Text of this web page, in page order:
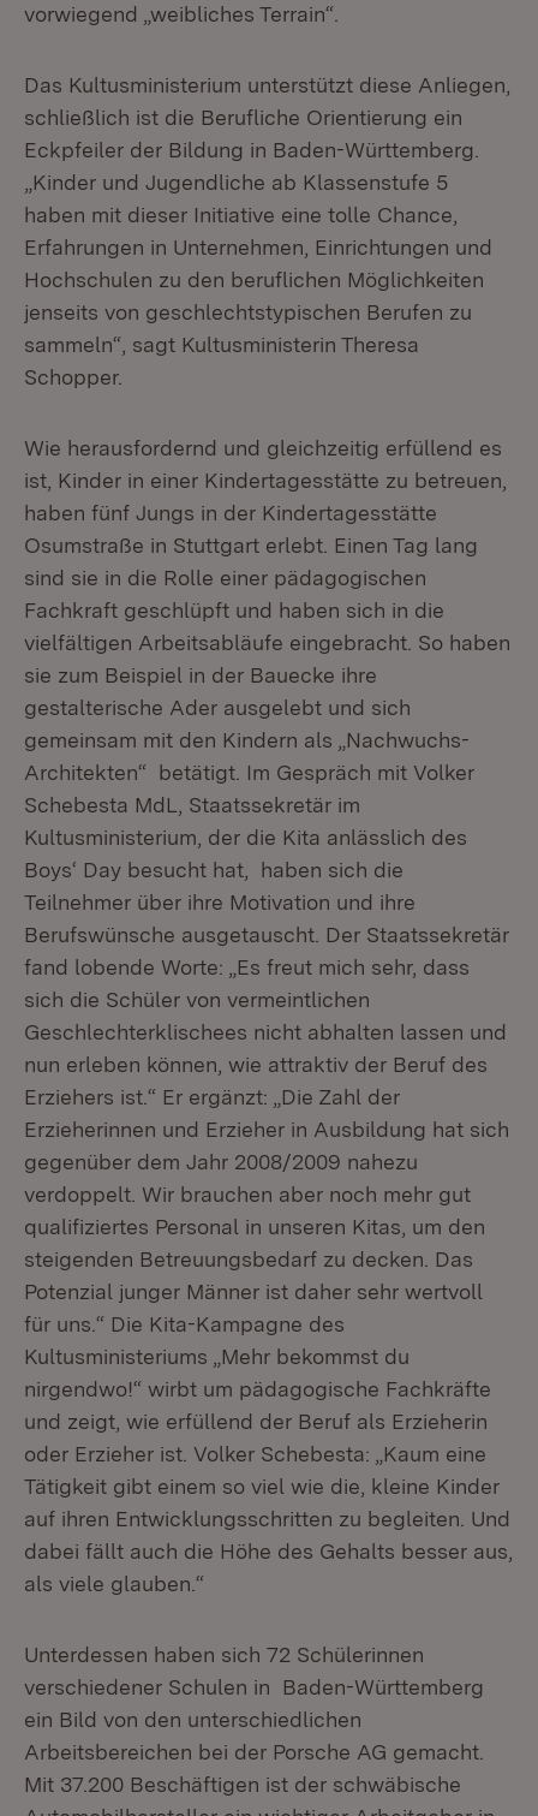
vorwiegend „weibliches Terrain“.
Das Kultusministerium unterstützt diese Anliegen,
schließlich ist die Berufliche Orientierung ein
Eckpfeiler der Bildung in Baden-Württemberg.
„Kinder und Jugendliche ab Klassenstufe 5
haben mit dieser Initiative eine tolle Chance,
Erfahrungen in Unternehmen, Einrichtungen und
Hochschulen zu den beruflichen Möglichkeiten
jenseits von geschlechtstypischen Berufen zu
sammeln“, sagt Kultusministerin Theresa
Schopper.
Wie herausfordernd und gleichzeitig erfüllend es
ist, Kinder in einer Kindertagesstätte zu betreuen,
haben fünf Jungs in der Kindertagesstätte
Osumstraße in Stuttgart erlebt. Einen Tag lang
sind sie in die Rolle einer pädagogischen
Fachkraft geschlüpft und haben sich in die
vielfältigen Arbeitsabläufe eingebracht. So haben
sie zum Beispiel in der Bauecke ihre
gestalterische Ader ausgelebt und sich
gemeinsam mit den Kindern als „Nachwuchs-
Architekten“ betätigt. Im Gespräch mit Volker
Schebesta MdL, Staatssekretär im
Kultusministerium, der die Kita anlässlich des
Boys‘ Day besucht hat, haben sich die
Teilnehmer über ihre Motivation und ihre
Berufswünsche ausgetauscht. Der Staatssekretär
fand lobende Worte: „Es freut mich sehr, dass
sich die Schüler von vermeintlichen
Geschlechterklischees nicht abhalten lassen und
nun erleben können, wie attraktiv der Beruf des
Erziehers ist.“ Er ergänzt: „Die Zahl der
Erzieherinnen und Erzieher in Ausbildung hat sich
gegenüber dem Jahr 2008/2009 nahezu
verdoppelt. Wir brauchen aber noch mehr gut
qualifiziertes Personal in unseren Kitas, um den
steigenden Betreuungsbedarf zu decken. Das
Potenzial junger Männer ist daher sehr wertvoll
für uns.“ Die Kita-Kampagne des
Kultusministeriums „Mehr bekommst du
nirgendwo!“ wirbt um pädagogische Fachkräfte
und zeigt, wie erfüllend der Beruf als Erzieherin
oder Erzieher ist. Volker Schebesta: „Kaum eine
Tätigkeit gibt einem so viel wie die, kleine Kinder
auf ihren Entwicklungsschritten zu begleiten. Und
dabei fällt auch die Höhe des Gehalts besser aus,
als viele glauben.“
Unterdessen haben sich 72 Schülerinnen
verschiedener Schulen in Baden-Württemberg
ein Bild von den unterschiedlichen
Arbeitsbereichen bei der Porsche AG gemacht.
Mit 37.200 Beschäftigen ist der schwäbische